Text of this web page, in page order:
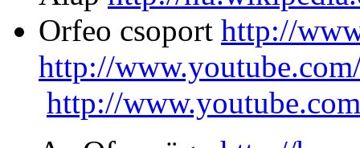
Orfeo csoport http://
http://
http://